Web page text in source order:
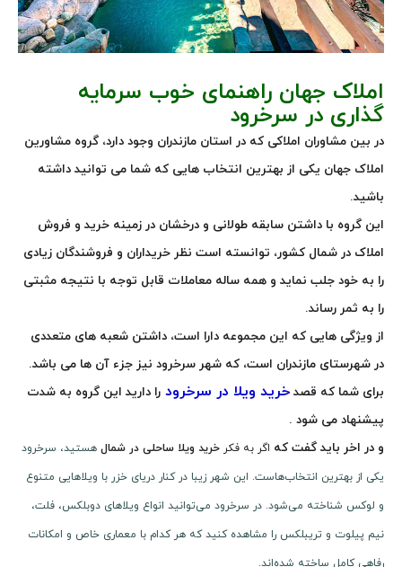
املاک جهان راهنمای خوب سرمایه
گذاری در سرخرود
در بین مشاوران املاکی که در استان مازندران وجود دارد، گروه مشاورین
املاک جهان یکی از بهترین انتخاب هایی که شما می توانید داشته
باشید.
این گروه با داشتن سابقه طولانی و درخشان در زمینه خرید و فروش
املاک در شمال کشور، توانسته است نظر خریداران و فروشندگان زیادی
را به خود جلب نماید و همه ساله معاملات قابل توجه با نتیجه مثبتی
را به ثمر رساند.
از ویژگی هایی که این مجموعه دارا است، داشتن شعبه های متعددی
در شهرستای مازندران است، که شهر سرخرود نیز جزء آن ها می باشد.
برای شما که قصد خرید ویلا در سرخرود را دارید این گروه به شدت
پیشنهاد می شود .
و در اخر باید گفت که اگر به فکر خرید ویلا ساحلی در شمال هستید، سرخرود
یکی از بهترین انتخاب‌هاست. این شهر زیبا در کنار دریای خزر با ویلاهایی متنوع
و لوکس شناخته می‌شود. در سرخرود می‌توانید انواع ویلاهای دوبلکس، فلت،
نیم پیلوت و تریبلکس را مشاهده کنید که هر کدام با معماری خاص و امکانات
رفاهی کامل ساخته شده‌اند.